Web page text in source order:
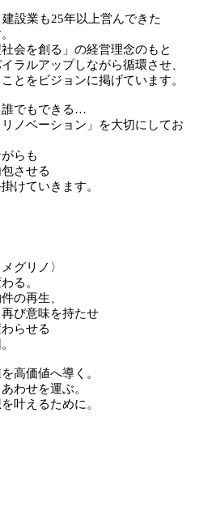
設業も25年以上営んできた
会を創る」の経営理念のもと
ラルアップしながら循環させ、
とをビジョンに掲げています。
誰でもできる…
ノベーション」を大切にしてお
らも
させる
けていきます。
グリノ〉
る。
の再生、
び意味を持たせ
らせる
高価値へ導く。
わせを運ぶ。
叶えるために。